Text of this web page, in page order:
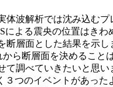
波解析では沈み込む
よる震央の位置はき
層面とした結果を示
ら断層面を決めること
調べていきたいと思い
つのイベントがあっ